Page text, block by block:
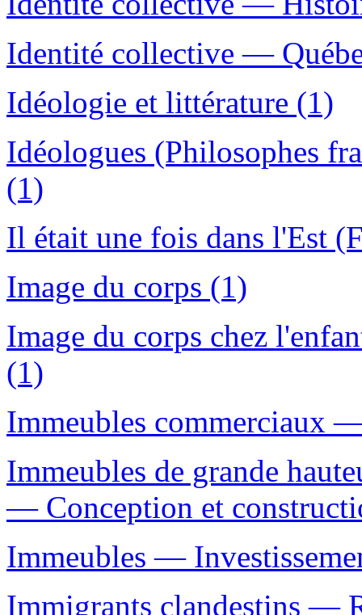
Identité collective —
Idéologie et littérature (1)
Idéologues (Philosophes
(1)
Il était une fois dans l'Est
Image du corps (1)
Image du corps chez
(1)
Immeubles commerciaux
Immeubles de grande
— Conception et
Immeubles —
Immigrants clandestins —